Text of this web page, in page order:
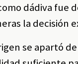
dádiva fue
la decisión
se apartó